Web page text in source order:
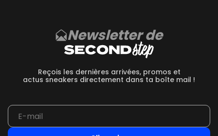
Newsletter de
Reçois les dernières arrivées, promos et
actus sneakers directement dans ta boîte mail !